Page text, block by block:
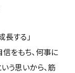
長する」
をもち、何事に
う思いから、筋